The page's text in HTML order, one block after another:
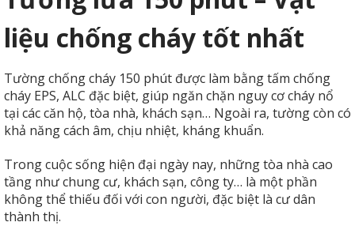
liệu chống cháy tốt nhất
Tường chống cháy 150 phút được làm bằng tấm chống
cháy EPS, ALC đặc biệt, giúp ngăn chặn nguy cơ cháy nổ
tại các căn hộ, tòa nhà, khách sạn… Ngoài ra, tường còn có
khả năng cách âm, chịu nhiệt, kháng khuẩn.
Trong cuộc sống hiện đại ngày nay, những tòa nhà cao
tầng như chung cư, khách sạn, công ty… là một phần
không thể thiếu đối với con người, đặc biệt là cư dân
thành thị.